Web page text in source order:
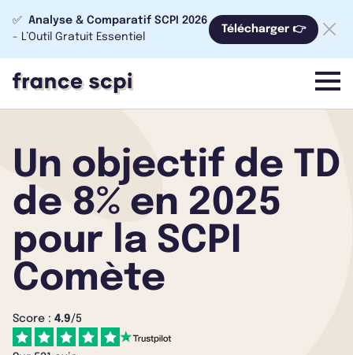
✅ Analyse & Comparatif SCPI 2026
- L’Outil Gratuit Essentiel
Télécharger 👉
menu
Un objectif de TD
de 8% en 2025
pour la SCPI
Comète
Score : 4.9/5